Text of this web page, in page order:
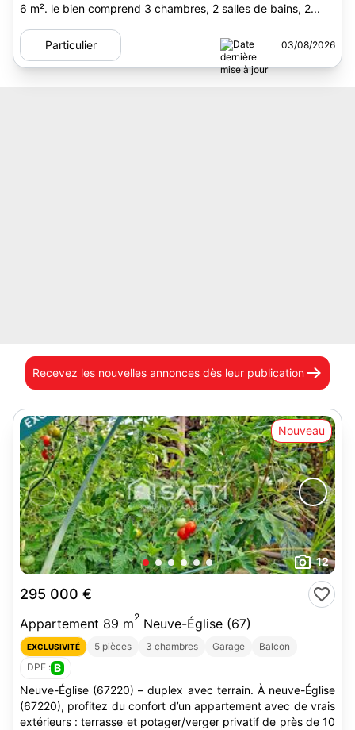
6 m². le bien comprend 3 chambres, 2 salles de bains, 2...
Particulier 03/08/2026
Recevez les nouvelles annonces dès leur publication
Nouveau
12
295 000 €
Appartement 89 m2 Neuve-Église (67)
EXCLUSIVITÉ 5 pièces 3 chambres Garage
Balcon
DPE : B
Neuve-Église (67220) – duplex avec terrain. À neuve-Église
(67220), profitez du confort d’un appartement avec de vrais
extérieurs : terrasse et potager/verger privatif de près de 10